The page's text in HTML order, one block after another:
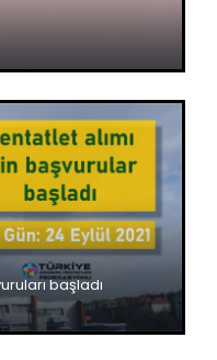
başladı